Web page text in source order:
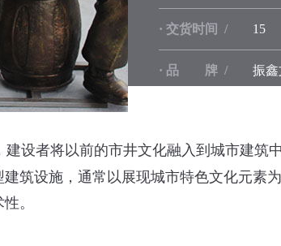
· 交货时间 / 15
· 品 牌 / 振
设者将以前的市井文化融入到城市建筑
筑设施，通常以展现城市特色文化元素
。